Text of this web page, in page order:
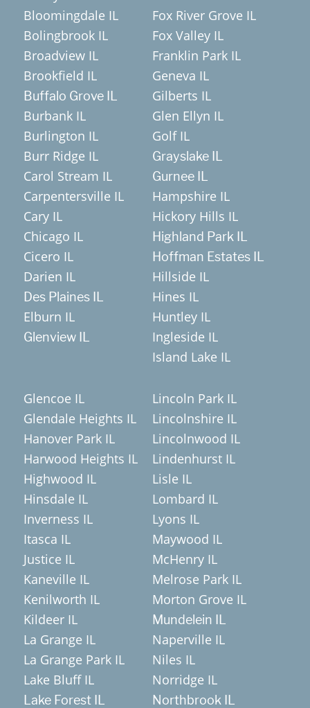
Bloomingdale IL
Bolingbrook IL
Broadview IL
Brookfield IL
Buffalo Grove IL
Burbank IL
Burlington IL
Burr Ridge IL
Carol Stream IL
Carpentersville IL
Cary IL
Chicago IL
Cicero IL
Darien IL
Des Plaines IL
Elburn IL
Glenview IL
Fox River Grove IL
Fox Valley IL
Franklin Park IL
Geneva IL
Gilberts IL
Glen Ellyn IL
Golf IL
Grayslake IL
Gurnee IL
Hampshire IL
Hickory Hills IL
Highland Park IL
Hoffman Estates IL
Hillside IL
Hines IL
Huntley IL
Ingleside IL
Island Lake IL
Glencoe IL
Glendale Heights IL
Hanover Park IL
Harwood Heights IL
Highwood IL
Hinsdale IL
Inverness IL
Itasca IL
Justice IL
Kaneville IL
Kenilworth IL
Kildeer IL
La Grange IL
La Grange Park IL
Lake Bluff IL
Lake Forest IL
Lincoln Park IL
Lincolnshire IL
Lincolnwood IL
Lindenhurst IL
Lisle IL
Lombard IL
Lyons IL
Maywood IL
McHenry IL
Melrose Park IL
Morton Grove IL
Mundelein IL
Naperville IL
Niles IL
Norridge IL
Northbrook IL